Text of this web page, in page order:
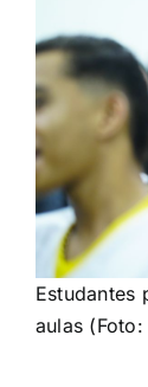
Estudantes
aulas